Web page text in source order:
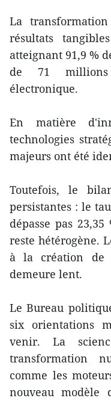
La
résultats
atteignant 91,9 %
de 71 millions
électronique.
En matière
technologies
majeurs ont été
Toutefois, le
persistantes : le
dépasse pas
reste hétérogène.
à la création de
demeure lent.
Le Bureau
six orientations
venir. La
transformation
comme les
nouveau modèle